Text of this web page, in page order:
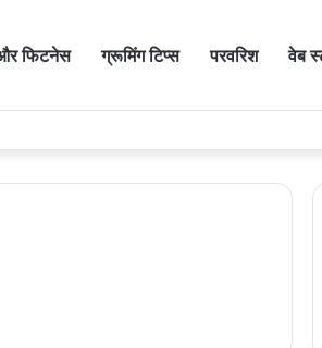
फिटनेस ग्रूमिंग टिप्स परवरिश वेब